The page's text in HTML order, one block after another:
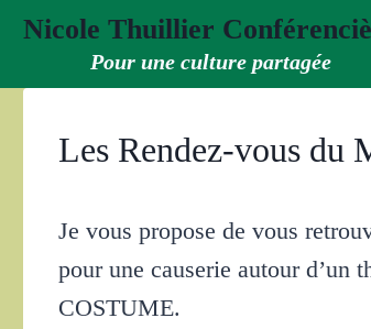
Aller
contenu
Nicole Thuillier
Pour une culture partagée
Les Rendez-vous du
Je vous propose de vous
pour une causerie autour d’un
COSTUME.